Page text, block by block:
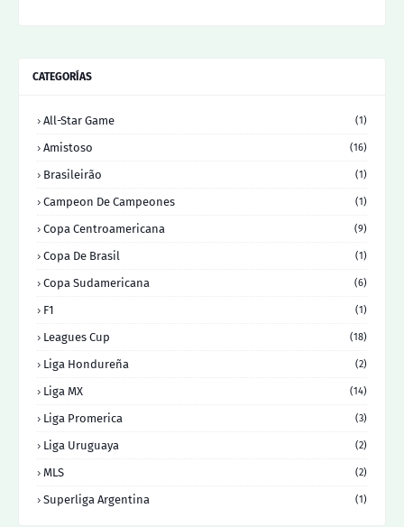
CATEGORÍAS
All-Star Game (1)
Amistoso (16)
Brasileirão (1)
Campeon De Campeones (1)
Copa Centroamericana (9)
Copa De Brasil (1)
Copa Sudamericana (6)
F1 (1)
Leagues Cup (18)
Liga Hondureña (2)
Liga MX (14)
Liga Promerica (3)
Liga Uruguaya (2)
MLS (2)
Superliga Argentina (1)